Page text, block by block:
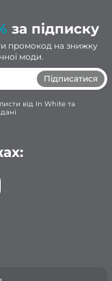
за підписку
промокод на знижку
моди.
Підписатися
від In White та